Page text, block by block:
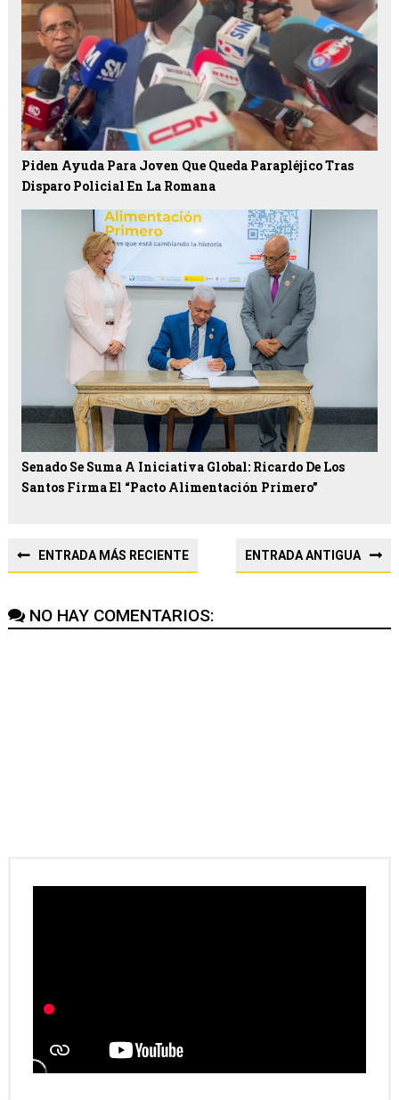
Piden Ayuda Para Joven Que Queda Parapléjico Tras
Disparo Policial En La Romana
Senado Se Suma A Iniciativa Global: Ricardo De Los
Santos Firma El “Pacto Alimentación Primero”
ENTRADA MÁS RECIENTE ENTRADA ANTIGUA
NO HAY COMENTARIOS: